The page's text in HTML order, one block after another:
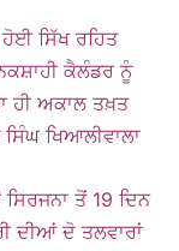
ਹੋਈ ਸਿੱਖ ਰਹਿਤ
ਕੈਲੰਡਰ ਨੂੰ
ਹੀ ਅਕਾਲ ਤਖ਼ਤ
ਖਿਆਲੀਵਾਲਾ
ਤੋਂ 19 ਦਿਨ
ਦੀਆਂ ਦੋ ਤਲਵਾਰਾਂ